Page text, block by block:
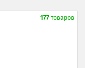
177 товаров